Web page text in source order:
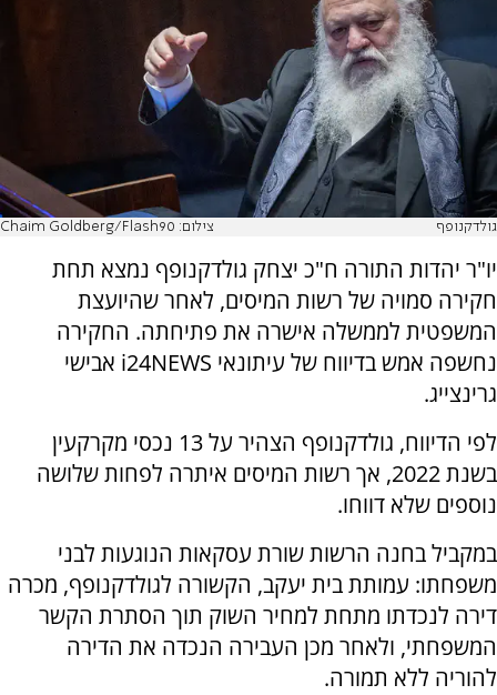
גולדקנופף צילום: Chaim Goldberg/Flash90
יו"ר יהדות התורה ח"כ יצחק גולדקנופף נמצא תחת
חקירה סמויה של רשות המיסים, לאחר שהיועצת
המשפטית לממשלה אישרה את פתיחתה. החקירה
נחשפה אמש בדיווח של עיתונאי i24NEWS אבישי
גרינצייג.
לפי הדיווח, גולדקנופף הצהיר על 13 נכסי מקרקעין
בשנת 2022, אך רשות המיסים איתרה לפחות שלושה
נוספים שלא דווחו.
במקביל בחנה הרשות שורת עסקאות הנוגעות לבני
משפחתו: עמותת בית יעקב, הקשורה לגולדקנופף, מכרה
דירה לנכדתו מתחת למחיר השוק תוך הסתרת הקשר
המשפחתי, ולאחר מכן העבירה הנכדה את הדירה
להוריה ללא תמורה.